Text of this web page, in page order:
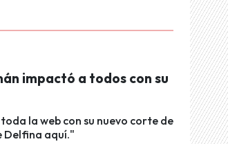
impactó a todos con su
la web con su nuevo corte de
Delfina aquí."